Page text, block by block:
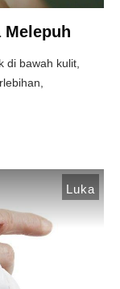
Melepuh
di bawah kulit,
Luka